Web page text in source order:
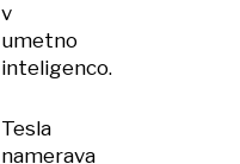
v
umetno
inteligenco.
Tesla
namerava